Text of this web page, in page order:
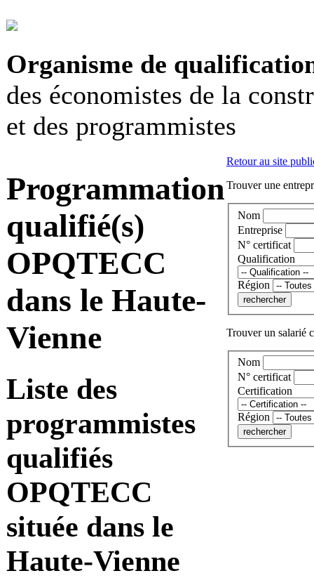
Organisme de
des économistes de la
et des programmistes
Programmation
qualifié(s)
OPQTECC
dans le Haute-
Vienne
Liste des
programmistes
qualifiés
OPQTECC
située dans le
Haute-Vienne
Retour au site
Trouver une
Nom
Entreprise
N° certificat
Qualification
Région
Trouver un salarié
Nom
N° certificat
Certification
Région